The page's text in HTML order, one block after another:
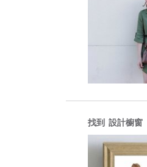
找到 設計櫥窗